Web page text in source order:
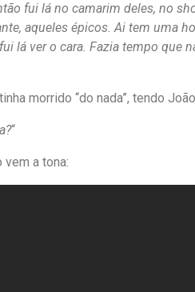
fui lá no camarim deles, no
aqueles épicos. Ai tem uma
lá ver o cara. Fazia tempo
morrido “do nada”, tendo
“
a tona: